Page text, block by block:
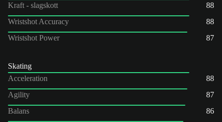
Kraft - slagskott
88
Wristshot Accuracy
88
Wristshot Power
87
Skating
Acceleration
88
Agility
87
Balans
86